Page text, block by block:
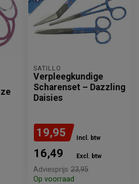
SATILLO
Verpleegkundige
Scharenset – Dazzling
Daisies
19,95 Incl. btw
16,49 Excl. btw
Adviesprijs 23,95
Op voorraad